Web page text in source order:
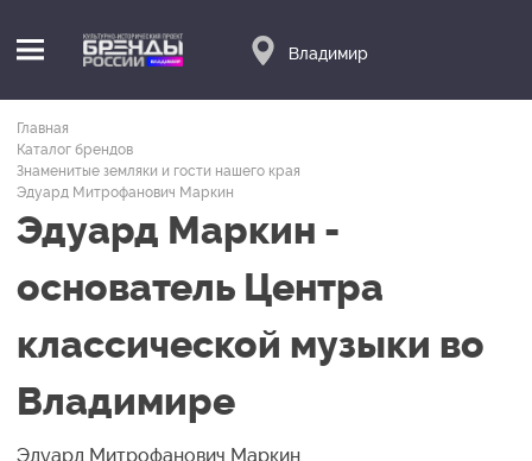
Владимир
Главная
Каталог брендов
Знаменитые земляки и гости нашего края
Эдуард Митрофанович Маркин
Эдуард Маркин -
основатель Центра
классической музыки во
Владимире
Эдуард Митрофанович Маркин